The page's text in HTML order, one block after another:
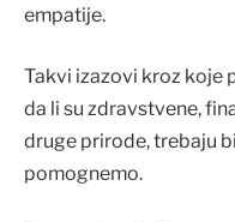
empatije.
Takvi izazovi kroz koje
da li su zdravstvene,
druge prirode, trebaju
pomognemo.